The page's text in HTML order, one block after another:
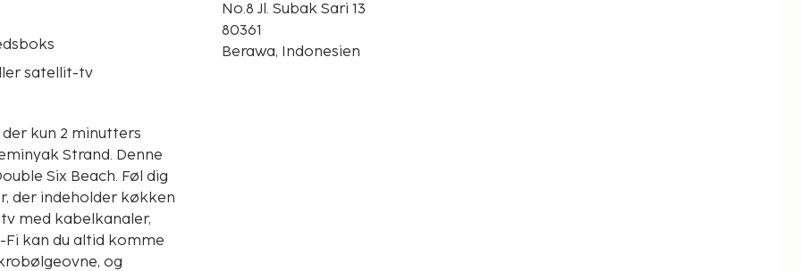
satellit-tv
der kun 2 minutters
Strand. Denne
Six Beach. Føl dig
der indeholder køkken
med kabelkanaler,
kan du altid komme
og
No.8 Jl. Subak Sari 13
80361
Berawa, Indonesien